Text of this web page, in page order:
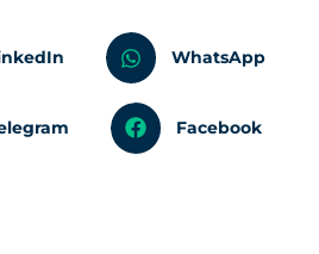
WhatsApp
Facebook